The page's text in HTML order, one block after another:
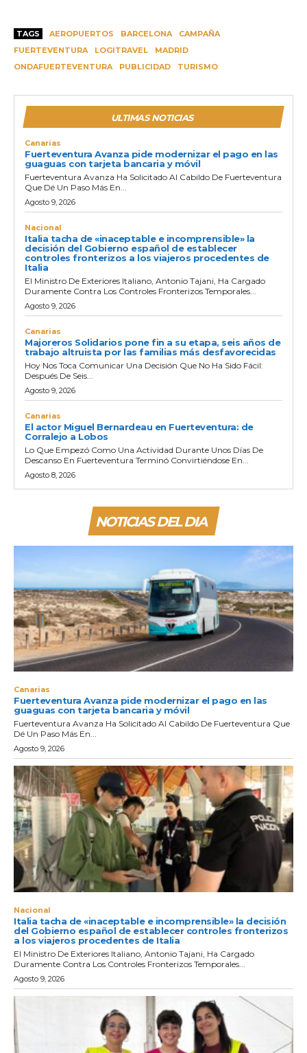
TAGS AEROPUERTOS BARCELONA
CAMPAÑA
FUERTEVENTURA
LOGITRAVEL
MADRID
ONDAFUERTEVENTURA
PUBLICIDAD TURISMO
ULTIMAS NOTICIAS
Canarias
Fuerteventura Avanza pide modernizar el pago en las
guaguas con tarjeta bancaria y móvil
Fuerteventura Avanza Ha Solicitado Al Cabildo De Fuerteventura
Que Dé Un Paso Más En...
Agosto 9, 2026
Nacional
Italia tacha de «inaceptable e incomprensible» la
decisión del Gobierno español de establecer
controles fronterizos a los viajeros procedentes de
Italia
El Ministro De Exteriores Italiano, Antonio Tajani, Ha Cargado
Duramente Contra Los Controles Fronterizos Temporales...
Agosto 9, 2026
Canarias
Majoreros Solidarios pone fin a su etapa, seis años de
trabajo altruista por las familias más desfavorecidas
Hoy Nos Toca Comunicar Una Decisión Que No Ha Sido Fácil:
Después De Seis...
Agosto 9, 2026
Canarias
El actor Miguel Bernardeau en Fuerteventura: de
Corralejo a Lobos
Lo Que Empezó Como Una Actividad Durante Unos Días De
Descanso En Fuerteventura Terminó Convirtiéndose En...
Agosto 8, 2026
NOTICIAS DEL DIA
Canarias
Fuerteventura Avanza pide modernizar el pago en las
guaguas con tarjeta bancaria y móvil
Fuerteventura Avanza Ha Solicitado Al Cabildo De Fuerteventura Que
Dé Un Paso Más En...
Agosto 9, 2026
Nacional
Italia tacha de «inaceptable e incomprensible» la decisión
del Gobierno español de establecer controles fronterizos
a los viajeros procedentes de Italia
El Ministro De Exteriores Italiano, Antonio Tajani, Ha Cargado
Duramente Contra Los Controles Fronterizos Temporales...
Agosto 9, 2026